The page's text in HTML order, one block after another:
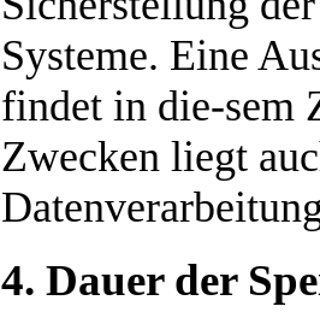
Systeme. Eine
findet in die-sem
Zwecken liegt
4. Dauer der